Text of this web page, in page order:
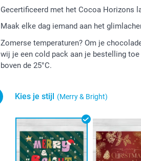
Gecertificeerd met het Cocoa Horizons
Maak elke dag iemand aan het
Zomerse temperaturen? Om je
wij je een cold pack aan je bestelling
boven de 25°C.
Kies je stijl (Merry & Bright)